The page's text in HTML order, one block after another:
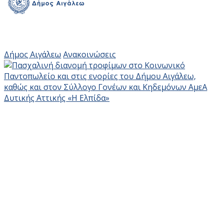
Δήμος Αιγάλεω Ανακοινώσεις